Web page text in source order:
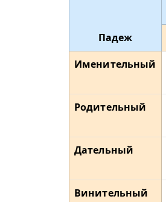
Падеж
Именительный
Родительный
Дательный
Винительный